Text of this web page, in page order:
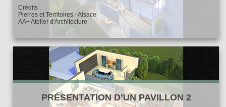
Crédits :
Pierres et Territoires - Alsace
AA+ Atelier d'Architecture
PRÉSENTATION D’UN PAVILLON 2